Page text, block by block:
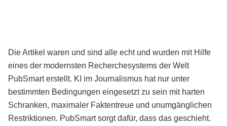
Die Artikel waren und sind alle echt und wurden mit Hilfe
eines der modernsten Recherchesystems der Welt
PubSmart erstellt. KI im Journalismus hat nur unter
bestimmten Bedingungen eingesetzt zu sein mit harten
Schranken, maximaler Faktentreue und unumgänglichen
Restriktionen. PubSmart sorgt dafür, dass das geschieht.